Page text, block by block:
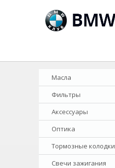
Масла
Фильтры
Аксессуары
Оптика
Тормозные колодки
Свечи зажигания